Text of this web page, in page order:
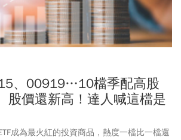
、00919…10檔季配高股
股價還新高！達人喊這檔是
成為最火紅的投資商品，熱度一檔比一檔還